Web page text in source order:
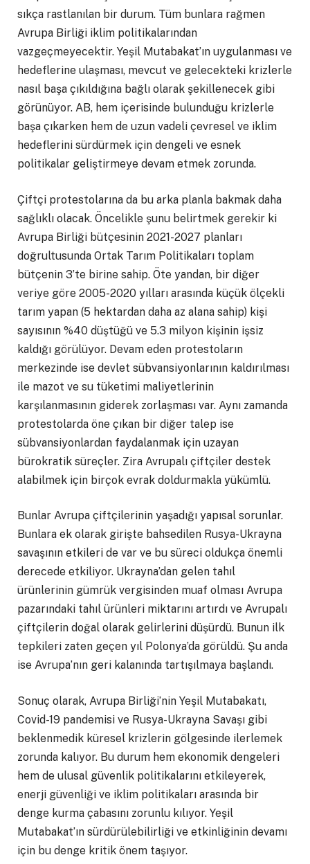
sıkça rastlanılan bir durum. Tüm bunlara rağmen
Avrupa Birliği iklim politikalarından
vazgeçmeyecektir. Yeşil Mutabakat’ın uygulanması ve
hedeflerine ulaşması, mevcut ve gelecekteki krizlerle
nasıl başa çıkıldığına bağlı olarak şekillenecek gibi
görünüyor. AB, hem içerisinde bulunduğu krizlerle
başa çıkarken hem de uzun vadeli çevresel ve iklim
hedeflerini sürdürmek için dengeli ve esnek
politikalar geliştirmeye devam etmek zorunda.
Çiftçi protestolarına da bu arka planla bakmak daha
sağlıklı olacak. Öncelikle şunu belirtmek gerekir ki
Avrupa Birliği bütçesinin 2021-2027 planları
doğrultusunda Ortak Tarım Politikaları toplam
bütçenin 3’te birine sahip. Öte yandan, bir diğer
veriye göre 2005-2020 yılları arasında küçük ölçekli
tarım yapan (5 hektardan daha az alana sahip) kişi
sayısının %40 düştüğü ve 5.3 milyon kişinin işsiz
kaldığı görülüyor. Devam eden protestoların
merkezinde ise devlet sübvansiyonlarının kaldırılması
ile mazot ve su tüketimi maliyetlerinin
karşılanmasının giderek zorlaşması var. Aynı zamanda
protestolarda öne çıkan bir diğer talep ise
sübvansiyonlardan faydalanmak için uzayan
bürokratik süreçler. Zira Avrupalı çiftçiler destek
alabilmek için birçok evrak doldurmakla yükümlü.
Bunlar Avrupa çiftçilerinin yaşadığı yapısal sorunlar.
Bunlara ek olarak girişte bahsedilen Rusya-Ukrayna
savaşının etkileri de var ve bu süreci oldukça önemli
derecede etkiliyor. Ukrayna’dan gelen tahıl
ürünlerinin gümrük vergisinden muaf olması Avrupa
pazarındaki tahıl ürünleri miktarını artırdı ve Avrupalı
çiftçilerin doğal olarak gelirlerini düşürdü. Bunun ilk
tepkileri zaten geçen yıl Polonya’da görüldü. Şu anda
ise Avrupa’nın geri kalanında tartışılmaya başlandı.
Sonuç olarak, Avrupa Birliği’nin Yeşil Mutabakatı,
Covid-19 pandemisi ve Rusya-Ukrayna Savaşı gibi
beklenmedik küresel krizlerin gölgesinde ilerlemek
zorunda kalıyor. Bu durum hem ekonomik dengeleri
hem de ulusal güvenlik politikalarını etkileyerek,
enerji güvenliği ve iklim politikaları arasında bir
denge kurma çabasını zorunlu kılıyor. Yeşil
Mutabakat’ın sürdürülebilirliği ve etkinliğinin devamı
için bu denge kritik önem taşıyor.